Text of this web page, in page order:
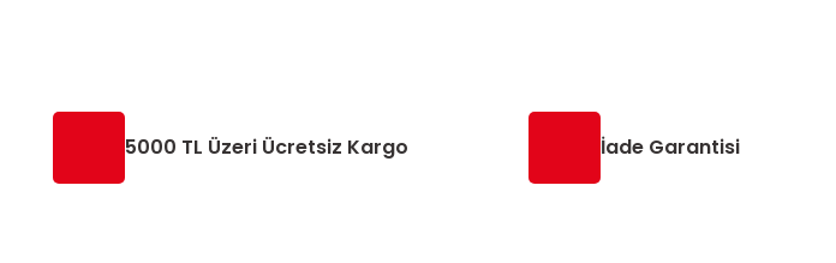
5000 TL Üzeri Ücretsiz Kargo İade Garantisi